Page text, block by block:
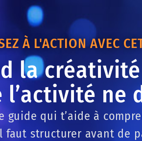
À L'ACTION AVEC
la
l’activité ne
guide qui t’aide à
faut structurer avant de